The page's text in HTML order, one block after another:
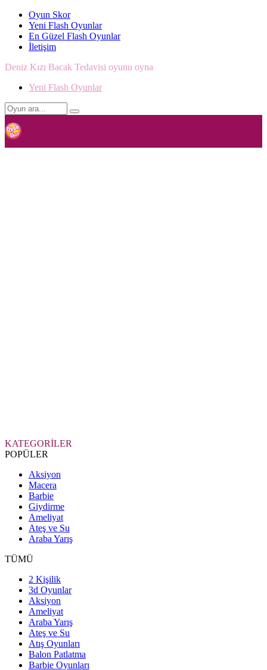
Oyun Skor
Yeni Flash Oyunlar
En Güzel Flash Oyunlar
İletişim
Deniz Kızı Bacak Tedavisi oyunu oyna
Yeni Flash Oyunlar
KATEGORİLER
POPÜLER
Aksiyon
Macera
Barbie
Giydirme
Ameliyat
Ateş ve Su
Araba Yarış
TÜMÜ
2 Kişilik
3d Oyunlar
Aksiyon
Ameliyat
Araba Yarış
Ateş ve Su
Atış Oyunları
Balon Patlatma
Barbie Oyunları